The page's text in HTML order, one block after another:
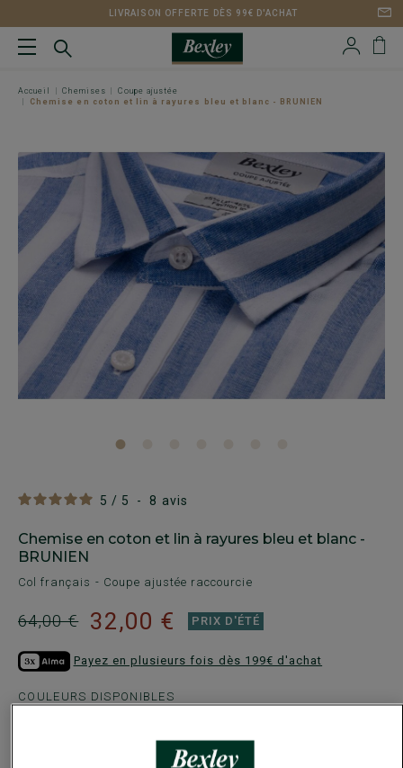
LIVRAISON OFFERTE DÈS 99€ D'ACHAT
Accueil Chemises
Coupe ajustée
Chemise en coton et lin à rayures bleu et blanc - BRUNIEN
5 / 5 - 8 avis
Chemise en coton et lin à rayures bleu et blanc -
BRUNIEN
Col français - Coupe ajustée raccourcie
64,00 € 32,00 € PRIX D'ÉTÉ
Payez en plusieurs fois dès 199€ d'achat
COULEURS DISPONIBLES